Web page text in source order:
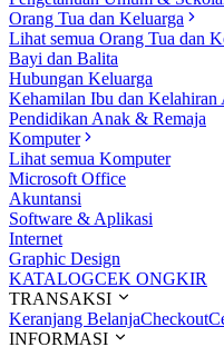
Orang Tua dan Keluarga
Lihat semua Orang Tua dan
Bayi dan Balita
Hubungan Keluarga
Kehamilan Ibu dan Kelahiran
Pendidikan Anak & Remaja
Komputer
Lihat semua Komputer
Microsoft Office
Akuntansi
Software & Aplikasi
Internet
Graphic Design
KATALOGCEK ONGKIR
TRANSAKSI
Keranjang BelanjaCheckout
INFORMASI